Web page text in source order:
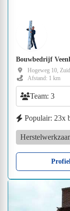
Bouwbedrijf
Hogeweg 10,
Afstand: 1 km
Team: 3
Populair: 23x